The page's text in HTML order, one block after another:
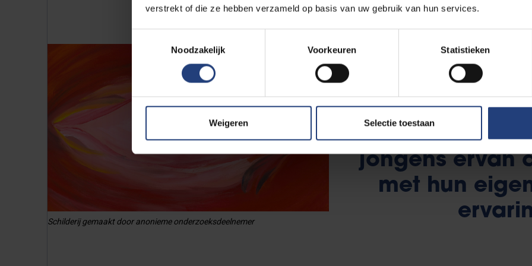
verstrekt of die ze hebben verzameld op basis van uw gebruik van hun services.
Noodzakelijk
Voorkeuren Statistieken
Weigeren Selectie toestaan
Schilderij gemaakt door anonieme onderzoeksdeelnemer
"Het raakte
hoe jonge
19 meer bezig
hun vulva
jongens ervan
met hun